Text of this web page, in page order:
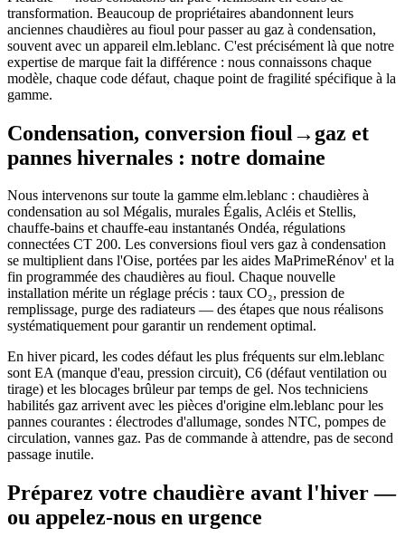
transformation. Beaucoup de propriétaires abandonnent leurs
anciennes chaudières au fioul pour passer au gaz à condensation,
souvent avec un appareil elm.leblanc. C'est précisément là que notre
expertise de marque fait la différence : nous connaissons chaque
modèle, chaque code défaut, chaque point de fragilité spécifique à la
gamme.
Condensation, conversion fioul→gaz et
pannes hivernales : notre domaine
Nous intervenons sur toute la gamme elm.leblanc : chaudières à
condensation au sol Mégalis, murales Égalis, Acléis et Stellis,
chauffe-bains et chauffe-eau instantanés Ondéa, régulations
connectées CT 200. Les conversions fioul vers gaz à condensation
se multiplient dans l'Oise, portées par les aides MaPrimeRénov' et la
fin programmée des chaudières au fioul. Chaque nouvelle
installation mérite un réglage précis : taux CO₂, pression de
remplissage, purge des radiateurs — des étapes que nous réalisons
systématiquement pour garantir un rendement optimal.
En hiver picard, les codes défaut les plus fréquents sur elm.leblanc
sont EA (manque d'eau, pression circuit), C6 (défaut ventilation ou
tirage) et les blocages brûleur par temps de gel. Nos techniciens
habilités gaz arrivent avec les pièces d'origine elm.leblanc pour les
pannes courantes : électrodes d'allumage, sondes NTC, pompes de
circulation, vannes gaz. Pas de commande à attendre, pas de second
passage inutile.
Préparez votre chaudière avant l'hiver —
ou appelez-nous en urgence